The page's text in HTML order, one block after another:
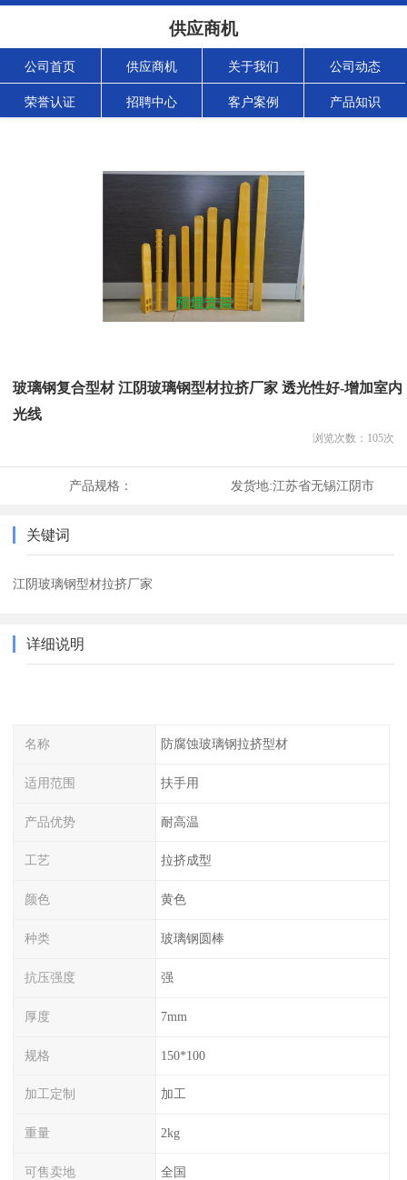
供应商机
公司首页 供应商机 关于我们 公司动态
荣誉认证 招聘中心 客户案例 产品知识
玻璃钢复合型材 江阴玻璃钢型材拉挤厂家 透光性好-增加室内
光线
浏览次数： 105次
产品规格： 发货地:江苏省无锡江阴市
关键词
江阴玻璃钢型材拉挤厂家
详细说明
名称 防腐蚀玻璃钢拉挤型材
适用范围 扶手用
产品优势 耐高温
工艺 拉挤成型
颜色 黄色
种类 玻璃钢圆棒
抗压强度 强
厚度 7mm
规格 150*100
加工定制 加工
重量 2kg
可售卖地 全国